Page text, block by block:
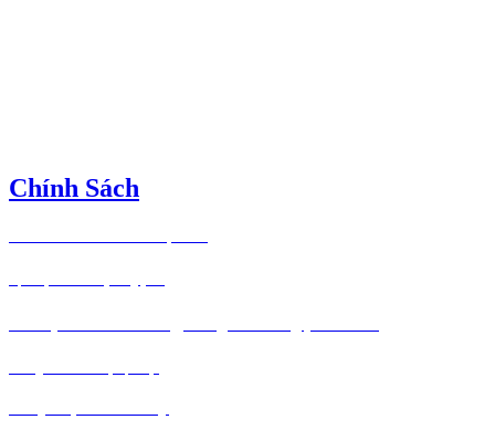
Chính Sách